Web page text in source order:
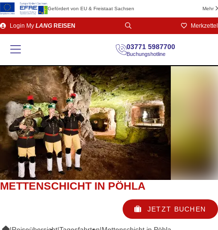
Gefördert von EU & Freistaat Sachsen Mehr
Direkt
zum
Login My LANG REISEN Merkzettel
03771 5987700
Buchungshotline
METTENSCHICHT IN PÖHLA
JETZT BUCHEN